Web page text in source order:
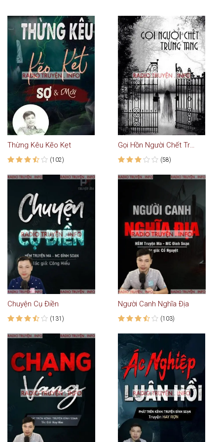
Thừng Kêu Kẽo Kẹt
(102)
Gọi Hồn Người Chết Trùng Tang - Truyện Ma
(58)
Chuyện Cụ Điền
(131)
Người Canh Nghĩa Địa
(103)